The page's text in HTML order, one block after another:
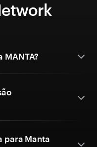
para Manta